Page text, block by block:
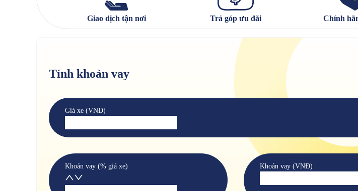
Giao dịch tận nơi Trả góp ưu đãi Chính
Tính khoản vay
Giá xe (VNĐ)
Khoản vay (% giá xe) Khoản vay (VNĐ)